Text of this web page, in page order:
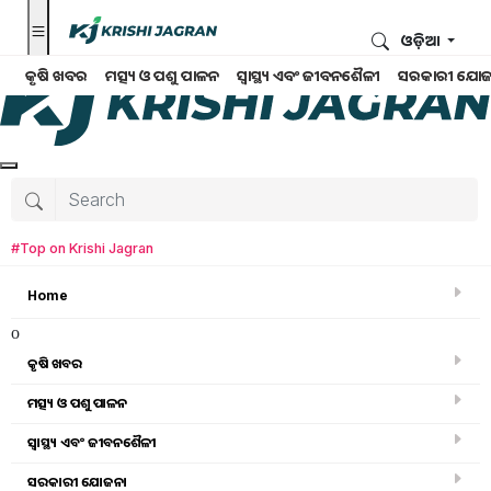
କୃଷି ଖବର ମତ୍ସ୍ୟ ଓ ପଶୁ ପାଳନ ସ୍ୱାସ୍ଥ୍ୟ ଏବଂ ଜୀବନଶୈଳୀ ସରକାରୀ
ଓଡ଼ିଆ
#Top on Krishi Jagran
Home
o
କୃଷି ଖବର
ମତ୍ସ୍ୟ ଓ ପଶୁ ପାଳନ
ସ୍ୱାସ୍ଥ୍ୟ ଏବଂ ଜୀବନଶୈଳୀ
ସରକାରୀ ଯୋଜନା
କୃଷି ଖବର